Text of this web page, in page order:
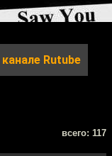
канале Rutube
всего: 117